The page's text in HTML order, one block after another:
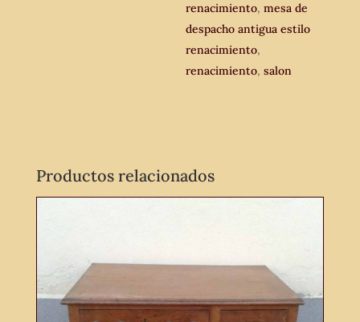
renacimiento,mesa de
despacho antigua estilo
renacimiento,
renacimiento,salon
Productos relacionados